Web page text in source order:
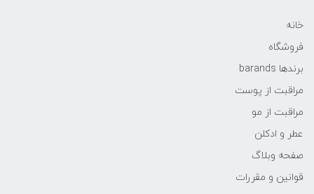
خانه
فروشگاه
برندها barands
مراقبت از پوست
مراقبت از مو
عطر و ادکلن
صفحه وبلاگ
قوانین و مقررات